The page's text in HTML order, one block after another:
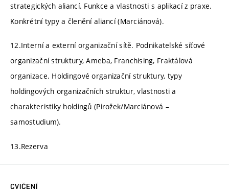
strategických aliancí. Funkce a vlastnosti s aplikací z praxe.
Konkrétní typy a členění aliancí (Marciánová).
12.Interní a externí organizační sítě. Podnikatelské síťové
organizační struktury, Ameba, Franchising, Fraktálová
organizace. Holdingové organizační struktury, typy
holdingových organizačních struktur, vlastnosti a
charakteristiky holdingů (Pirožek/Marciánová –
samostudium).
13.Rezerva
CVIČENÍ